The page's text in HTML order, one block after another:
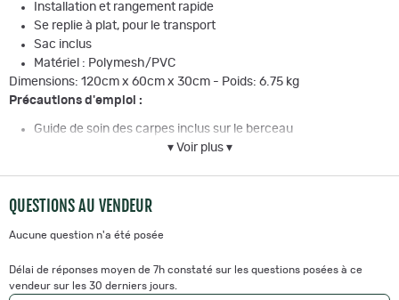
Installation et rangement rapide
Se replie à plat, pour le transport
Sac inclus
Matériel : Polymesh/PVC
Dimensions: 120cm x 60cm x 30cm - Poids: 6.75 kg
Précautions d'emploi :
Guide de soin des carpes inclus sur le berceau
Assurez-vous que les goupilles soient engagées lors du
pour éviter la propagation de maladies aquatiques
types de terrains
Bordure protectrice en mousse à haute densité
▾ Voir plus ▾
QUESTIONS AU VENDEUR
Aucune question n'a été posée
Délai de réponses moyen de 7h constaté sur les questions posées à ce
vendeur sur les 30 derniers jours.